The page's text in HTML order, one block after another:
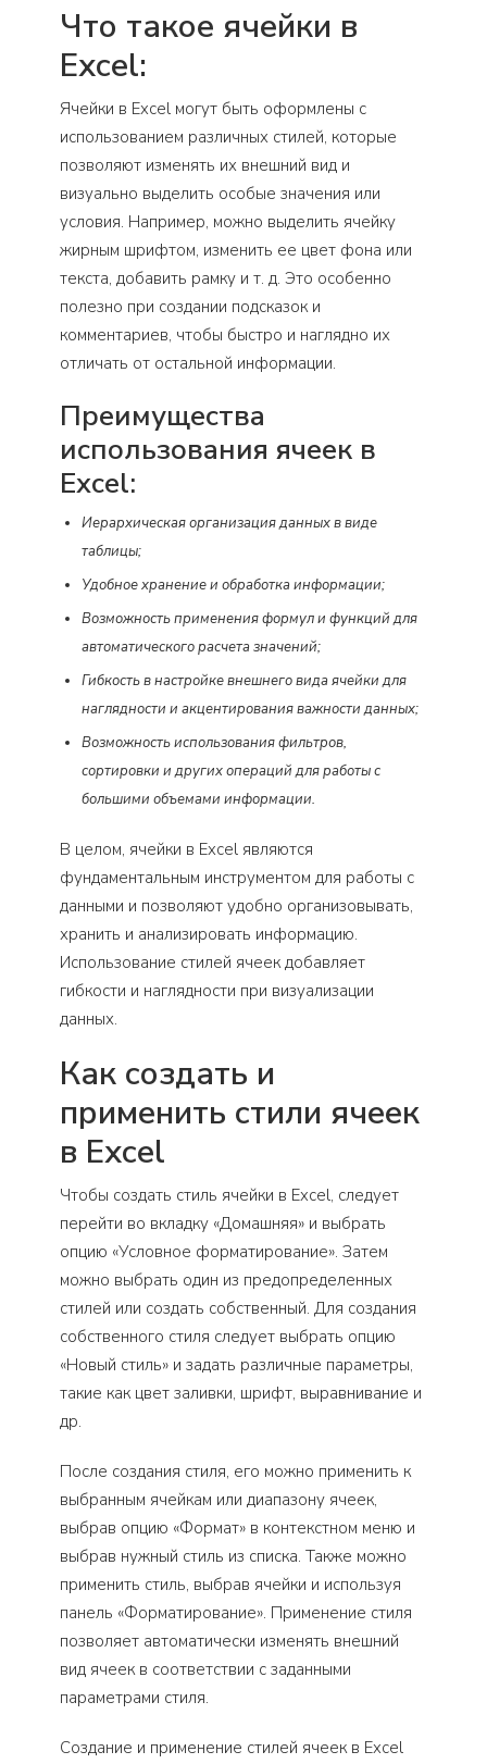
Что такое ячейки в
Excel:
Ячейки в Excel могут быть оформлены с
использованием различных стилей, которые
позволяют изменять их внешний вид и
визуально выделить особые значения или
условия. Например, можно выделить ячейку
жирным шрифтом, изменить ее цвет фона или
текста, добавить рамку и т. д. Это особенно
полезно при создании подсказок и
комментариев, чтобы быстро и наглядно их
отличать от остальной информации.
Преимущества
использования ячеек в
Excel:
Иерархическая организация данных в виде
таблицы;
Удобное хранение и обработка информации;
Возможность применения формул и функций для
автоматического расчета значений;
Гибкость в настройке внешнего вида ячейки для
наглядности и акцентирования важности данных;
Возможность использования фильтров,
сортировки и других операций для работы с
большими объемами информации.
В целом, ячейки в Excel являются
фундаментальным инструментом для работы с
данными и позволяют удобно организовывать,
хранить и анализировать информацию.
Использование стилей ячеек добавляет
гибкости и наглядности при визуализации
данных.
Как создать и
применить стили ячеек
в Excel
Чтобы создать стиль ячейки в Excel, следует
перейти во вкладку «Домашняя» и выбрать
опцию «Условное форматирование». Затем
можно выбрать один из предопределенных
стилей или создать собственный. Для создания
собственного стиля следует выбрать опцию
«Новый стиль» и задать различные параметры,
такие как цвет заливки, шрифт, выравнивание и
др.
После создания стиля, его можно применить к
выбранным ячейкам или диапазону ячеек,
выбрав опцию «Формат» в контекстном меню и
выбрав нужный стиль из списка. Также можно
применить стиль, выбрав ячейки и используя
панель «Форматирование». Применение стиля
позволяет автоматически изменять внешний
вид ячеек в соответствии с заданными
параметрами стиля.
Создание и применение стилей ячеек в Excel